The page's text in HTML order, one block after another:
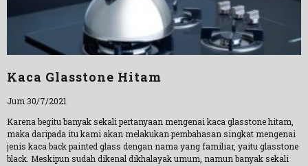
Kaca Glasstone Hitam
Jum 30/7/2021
Karena begitu banyak sekali pertanyaan mengenai kaca glasstone hitam,
maka daripada itu kami akan melakukan pembahasan singkat mengenai
jenis kaca back painted glass dengan nama yang familiar, yaitu glasstone
black. Meskipun sudah dikenal dikhalayak umum, namun banyak sekali